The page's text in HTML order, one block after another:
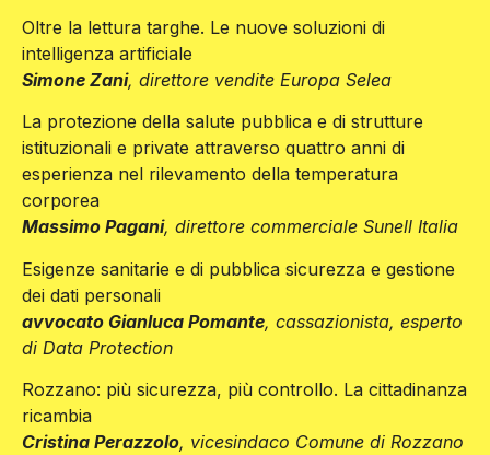
Oltre la lettura targhe. Le nuove soluzioni di
intelligenza artificiale
Simone Zani, direttore vendite Europa Selea
La protezione della salute pubblica e di strutture
istituzionali e private attraverso quattro anni di
esperienza nel rilevamento della temperatura
corporea
Massimo Pagani, direttore commerciale Sunell Italia
Esigenze sanitarie e di pubblica sicurezza e gestione
dei dati personali
avvocato Gianluca Pomante, cassazionista, esperto
di Data Protection
Rozzano: più sicurezza, più controllo. La cittadinanza
ricambia
Cristina Perazzolo, vicesindaco Comune di Rozzano